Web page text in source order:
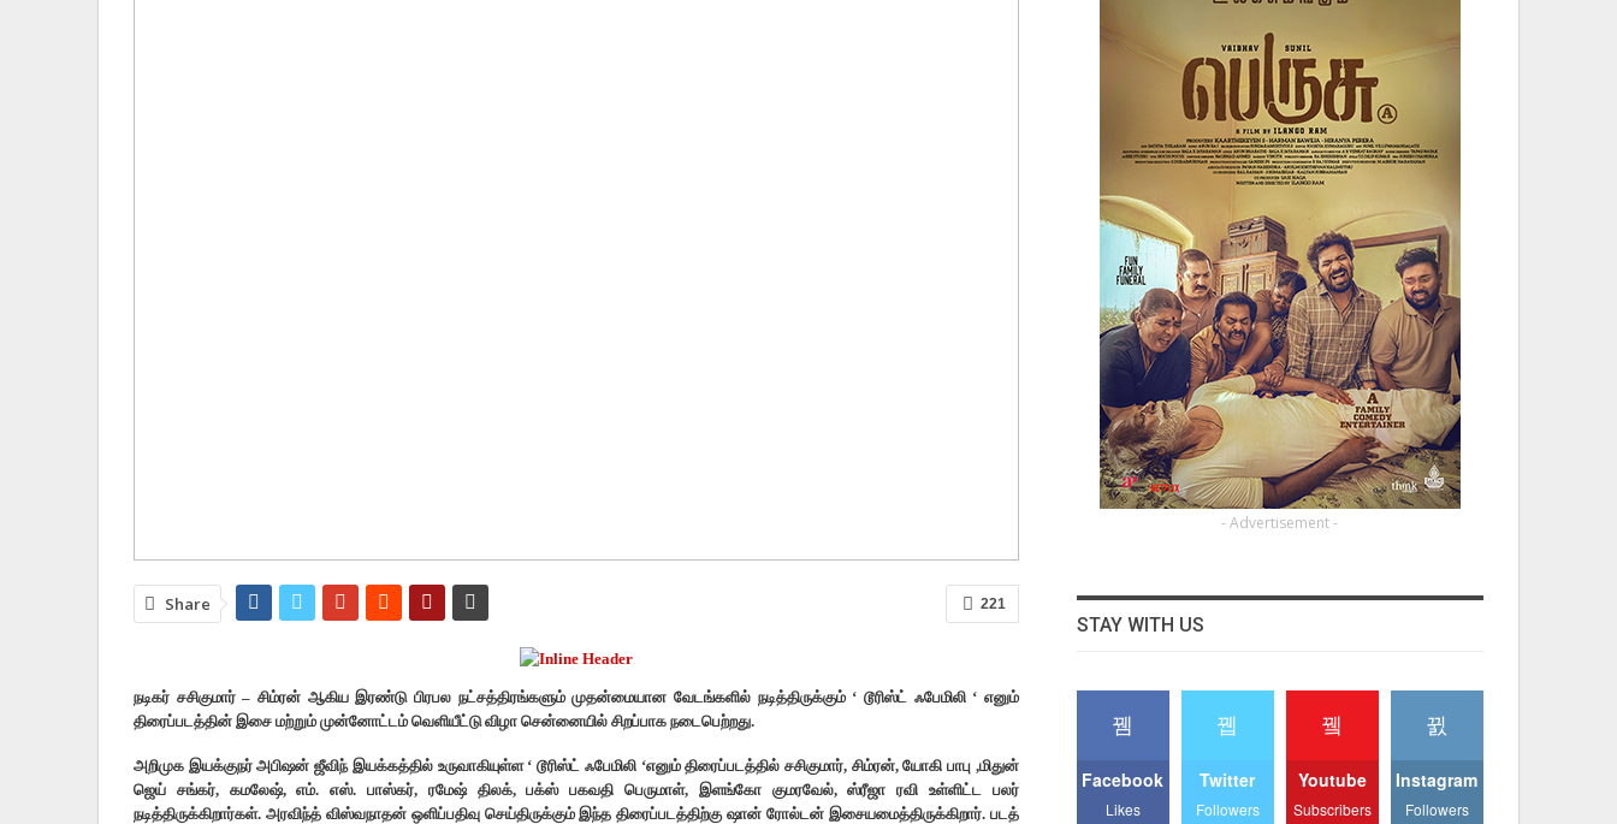
221
Share
நடிகர் சசிகுமார் – சிம்ரன் ஆகிய இரண்டு பிரபல நட்சத்திரங்களும் முதன்மையான வேடங்களில் நடித்திருக்கும் ‘ டூரிஸ்ட் ஃபேமிலி ‘ எனும்
திரைப்படத்தின் இசை மற்றும் முன்னோட்டம் வெளியீட்டு விழா சென்னையில் சிறப்பாக நடைபெற்றது.
அறிமுக இயக்குநர் அபிஷன் ஜீவிந் இயக்கத்தில் உருவாகியுள்ள ‘ டூரிஸ்ட் ஃபேமிலி ‘எனும் திரைப்படத்தில் சசிகுமார், சிம்ரன், யோகி பாபு ,மிதுன்
ஜெய் சங்கர், கமலேஷ், எம். எஸ். பாஸ்கர், ரமேஷ் திலக், பக்ஸ் பகவதி பெருமாள், இளங்கோ குமரவேல், ஸ்ரீஜா ரவி உள்ளிட்ட பலர்
நடித்திருக்கிறார்கள். அரவிந்த் விஸ்வநாதன் ஒளிப்பதிவு செய்திருக்கும் இந்த திரைப்படத்திற்கு ஷான் ரோல்டன் இசையமைத்திருக்கிறார். படத்
- Advertisement -
STAY WITH US
Facebook
Likes
Twitter
Followers
Youtube
Subscribers
Instagram
Followers